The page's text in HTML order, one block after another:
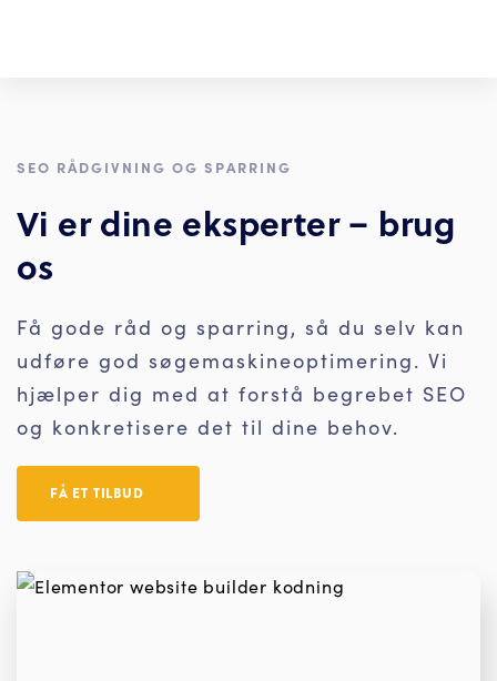
SEO RÅDGIVNING OG SPARRING
Vi er dine eksperter – brug
os
Få gode råd og sparring, så du selv kan
udføre god søgemaskineoptimering. Vi
hjælper dig med at forstå begrebet SEO
og konkretisere det til dine behov.
FÅ ET TILBUD